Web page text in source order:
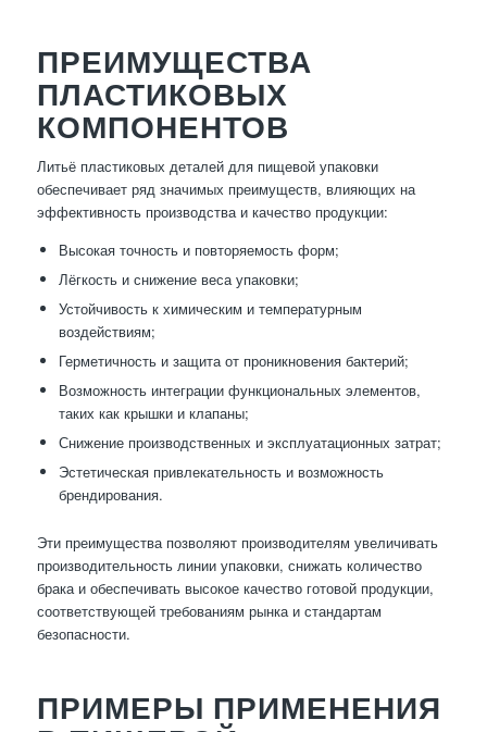
ПРЕИМУЩЕСТВА
ПЛАСТИКОВЫХ
КОМПОНЕНТОВ
Литьё пластиковых деталей для пищевой упаковки
обеспечивает ряд значимых преимуществ, влияющих на
эффективность производства и качество продукции:
Высокая точность и повторяемость форм;
Лёгкость и снижение веса упаковки;
Устойчивость к химическим и температурным
воздействиям;
Герметичность и защита от проникновения бактерий;
Возможность интеграции функциональных элементов,
таких как крышки и клапаны;
Снижение производственных и эксплуатационных затрат;
Эстетическая привлекательность и возможность
брендирования.
Эти преимущества позволяют производителям увеличивать
производительность линии упаковки, снижать количество
брака и обеспечивать высокое качество готовой продукции,
соответствующей требованиям рынка и стандартам
безопасности.
ПРИМЕРЫ ПРИМЕНЕНИЯ